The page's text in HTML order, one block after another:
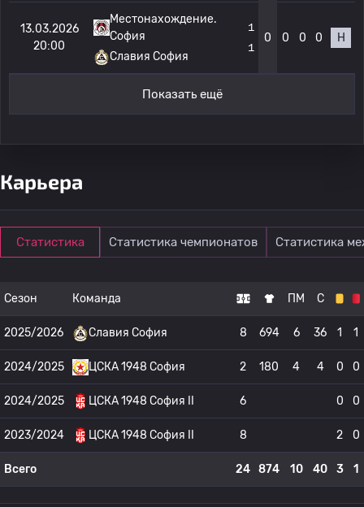
13.03.2026
20:00
Местонахождение.
София
Славия София
1
1
0 0 0 0 Н
Показать ещё
Карьера
Статистика Статистика чемпионатов Статистика
Сезон Команда ПМ С
2025/2026 Славия София 8 694 6 36 1 1
2024/2025 ЦСКА 1948 София 2 180 4 4 0 0
2024/2025 ЦСКА 1948 София II 6 0 0
2023/2024 ЦСКА 1948 София II 8 2 0
Всего 24 874 10 40 3 1